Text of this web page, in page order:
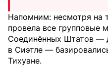
Напомним: несмотря на
провела все групповые
Соединённых Штатов —
в Сиэтле —
Тихуане.